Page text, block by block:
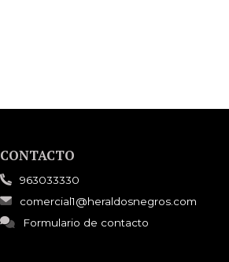
CONTACTO
963033330
comercial1@heraldosnegros.com
Formulario de contacto